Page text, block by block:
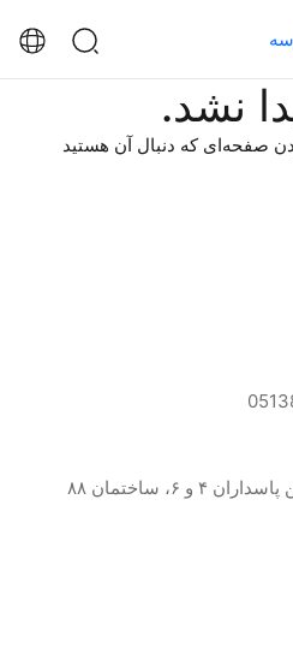
نشد.
صفحه‌ای که دنبال آن هستید
۶، ساختمان ۸۸